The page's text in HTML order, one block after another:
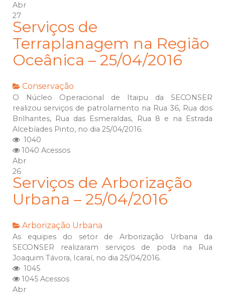
Abr
27
Serviços de
Terraplanagem na Região
Oceânica – 25/04/2016
Conservação
O Núcleo Operacional de Itaipu da SECONSER
realizou serviços de patrolamento na Rua 36, Rua dos
Brilhantes, Rua das Esmeraldas, Rua 8 e na Estrada
Alcebíades Pinto, no dia 25/04/2016.
1040
1040 Acessos
Abr
26
Serviços de Arborização
Urbana – 25/04/2016
Arborização Urbana
As equipes do setor de Arborização Urbana da
SECONSER realizaram serviços de poda na Rua
Joaquim Távora, Icaraí, no dia 25/04/2016.
1045
1045 Acessos
Abr